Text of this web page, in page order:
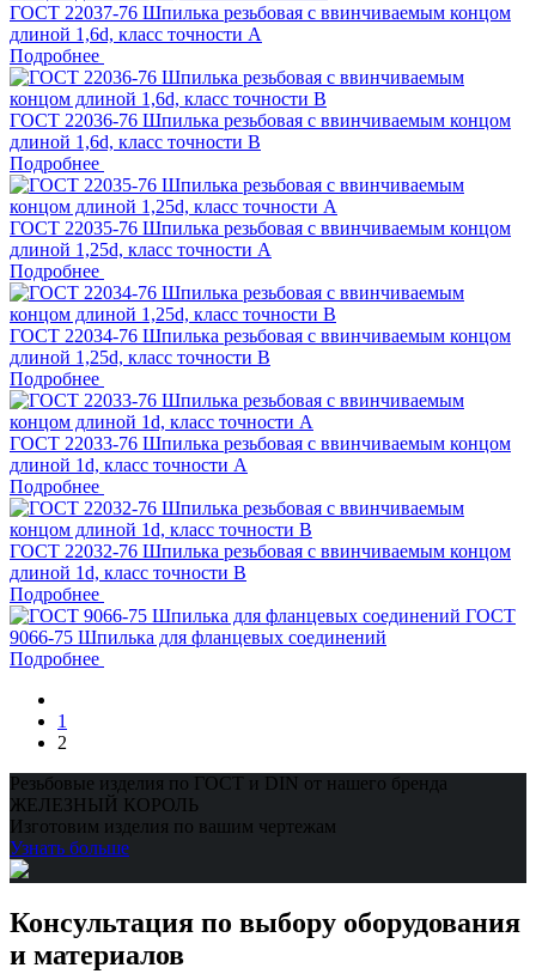
ГОСТ 22037-76 Шпилька резьбовая с ввинчиваемым концом
длиной 1,6d, класс точности A
Подробнее
ГОСТ 22036-76 Шпилька резьбовая с ввинчиваемым концом
длиной 1,6d, класс точности B
Подробнее
ГОСТ 22035-76 Шпилька резьбовая с ввинчиваемым концом
длиной 1,25d, класс точности A
Подробнее
ГОСТ 22034-76 Шпилька резьбовая с ввинчиваемым концом
длиной 1,25d, класс точности B
Подробнее
ГОСТ 22033-76 Шпилька резьбовая с ввинчиваемым концом
длиной 1d, класс точности A
Подробнее
ГОСТ 22032-76 Шпилька резьбовая с ввинчиваемым концом
длиной 1d, класс точности B
Подробнее
ГОСТ
9066-75 Шпилька для фланцевых соединений
Подробнее
1
2
Резьбовые изделия по ГОСТ и DIN от нашего бренда
ЖЕЛЕЗНЫЙ КОРОЛЬ
Изготовим изделия по вашим чертежам
Узнать больше
Консультация по выбору оборудования
и материалов